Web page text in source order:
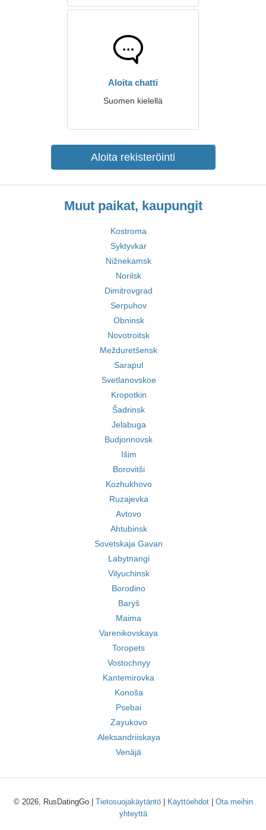
Aloita chatti
Suomen kielellä
Aloita rekisteröinti
Muut paikat, kaupungit
Kostroma
Syktyvkar
Nižnekamsk
Norilsk
Dimitrovgrad
Serpuhov
Obninsk
Novotroitsk
Mežduretšensk
Sarapul
Svetlanovskoe
Kropotkin
Šadrinsk
Jelabuga
Budjonnovsk
Išim
Borovitši
Kozhukhovo
Ruzajevka
Avtovo
Ahtubinsk
Sovetskaja Gavan
Labytnangi
Vilyuchinsk
Borodino
Baryš
Maima
Varenikovskaya
Toropets
Vostochnyy
Kantemirovka
Konoša
Psebai
Zayukovo
Aleksandriiskaya
Venäjä
© 2026, RusDatingGo | Tietosuojakäytäntö| Käyttöehdot| Ota meihin
yhteyttä